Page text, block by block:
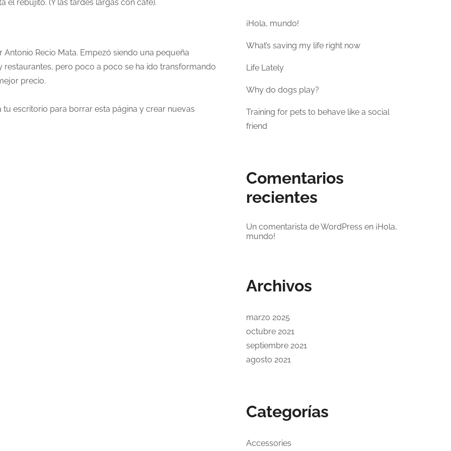
¡Hola, mundo!
What’s saving my life right now
Life Lately
Why do dogs play?
Training for pets to behave like a social
friend
Comentarios
recientes
Un comentarista de WordPress en ¡Hola,
mundo!
Archivos
marzo 2025
octubre 2021
septiembre 2021
agosto 2021
Categorías
Accessories
el rebujito. (Y las tardes largas con café).
Recio Mata. Empezó siendo una pequeña
pero poco a poco se ha ido transformando
precio.
tu escritorio para borrar esta página y crear nuevas